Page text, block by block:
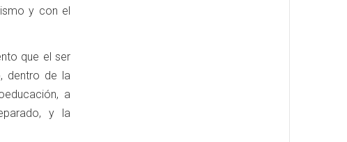
y con el
que el ser
dentro de la
a
y la